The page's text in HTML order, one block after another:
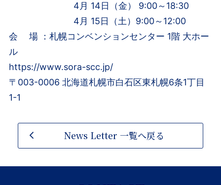
4月 14日（金） 9:00～18:30
4月 15日（土）9:00～12:00
会 場 ：札幌コンベンションセンター 1階 大ホー
ル
https://www.sora-scc.jp/
〒003-0006 北海道札幌市白石区東札幌6条1丁目
1-1
News Letter 一覧へ戻る